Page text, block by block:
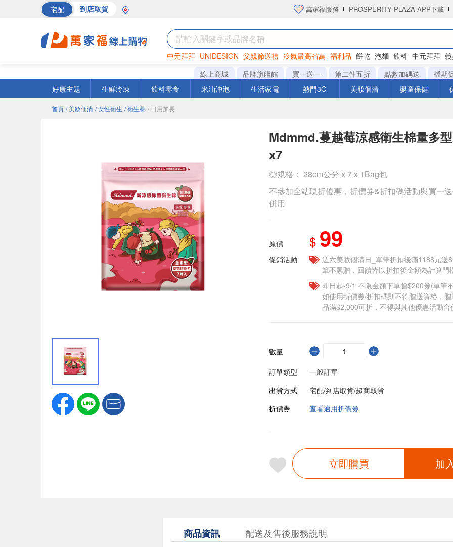
宅配 到店取貨 萬家福服務 PROSPERITY PLAZA APP下載
中元拜拜 UNIDESIGN 父親節送禮 冷氣最高省萬 福利品 餅乾 泡麵 飲料 中元拜拜
罐頭 海苔 洋芋片
線上商城 品牌旗艦館 買一送一 第二件五折 點數加碼送
檔期
好康主題
生鮮冷凍 飲料零食 米油沖泡 生活家電 熱門3C 美妝個清 嬰童保健
首頁 / 美妝個清 / 女性衛生 / 衛生棉 / 日用加長
Mdmmd.蔓越莓涼感衛生棉量多
x7
◎規格： 28cm公分 x 7 x 1Bag包
不參加全站現折優惠，折價券&折扣碼活動與買一
併用
原價 $ 99
促銷活動
週六美妝個清日_單筆折扣後滿1188元送
筆不累贈，回饋皆以折扣後金額為計算門
即日起-9/1 不限金額下單贈$200券(單筆
如使用折價券/折扣碼則不符贈送資格，
品滿$2,000可折，不得與其他優惠活動合
數量
訂單類型
一般訂單
出貨方式
宅配/到店取貨/超商取貨
折價券
查看適用折價券
立即購買 加
商品資訊 配送及售後服務說明